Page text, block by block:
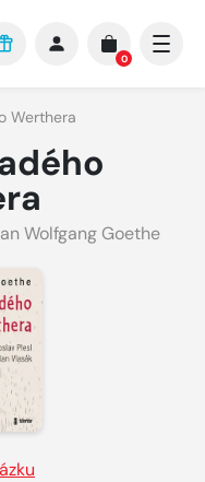
0
Werthera
Wolfgang Goethe